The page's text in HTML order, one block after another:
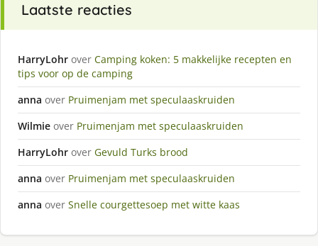
Laatste reacties
HarryLohr over Camping koken: 5 makkelijke recepten en
tips voor op de camping
anna over Pruimenjam met speculaaskruiden
Wilmie over Pruimenjam met speculaaskruiden
HarryLohr over Gevuld Turks brood
anna over Pruimenjam met speculaaskruiden
anna over Snelle courgettesoep met witte kaas